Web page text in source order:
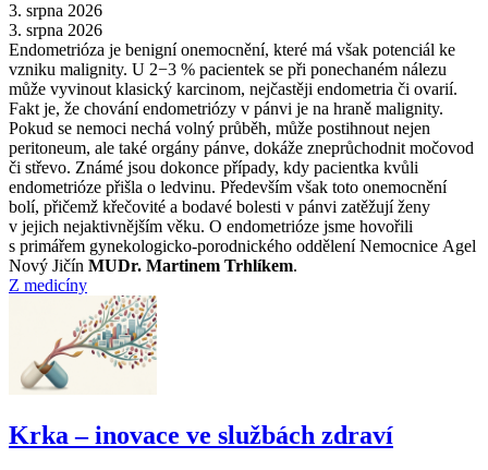
3. srpna 2026
3. srpna 2026
Endometrióza je benigní onemocnění, které má však potenciál ke
vzniku malignity. U 2−3 % pacientek se při ponechaném nálezu
může vyvinout klasický karcinom, nejčastěji endometria či ovarií.
Fakt je, že chování endometriózy v pánvi je na hraně malignity.
Pokud se nemoci nechá volný průběh, může postihnout nejen
peritoneum, ale také orgány pánve, dokáže zneprůchodnit močovod
či střevo. Známé jsou dokonce případy, kdy pacientka kvůli
endometrióze přišla o ledvinu. Především však toto onemocnění
bolí, přičemž křečovité a bodavé bolesti v pánvi zatěžují ženy
v jejich nejaktivnějším věku. O endometrióze jsme hovořili
s primářem gynekologicko-porodnického oddělení Nemocnice Agel
Nový Jičín MUDr. Martinem Trhlíkem.
Z medicíny
Krka –⁠ inovace ve službách zdraví